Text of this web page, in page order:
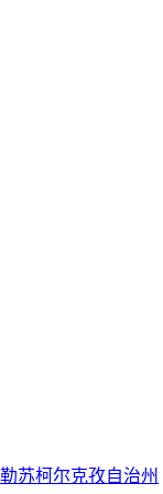
苏柯尔克孜自治州